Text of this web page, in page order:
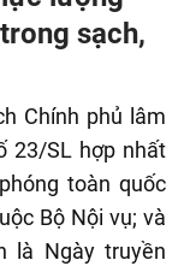
sạch,
Chính phủ lâm
23/SL hợp nhất
toàn quốc
Bộ Nội vụ; và
là Ngày truyền